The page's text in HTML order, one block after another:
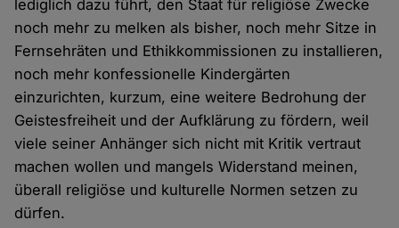
lediglich dazu führt, den Staat für religiöse Zwecke
noch mehr zu melken als bisher, noch mehr Sitze in
Fernsehräten und Ethikkommissionen zu installieren,
noch mehr konfessionelle Kindergärten
einzurichten, kurzum, eine weitere Bedrohung der
Geistesfreiheit und der Aufklärung zu fördern, weil
viele seiner Anhänger sich nicht mit Kritik vertraut
machen wollen und mangels Widerstand meinen,
überall religiöse und kulturelle Normen setzen zu
dürfen.